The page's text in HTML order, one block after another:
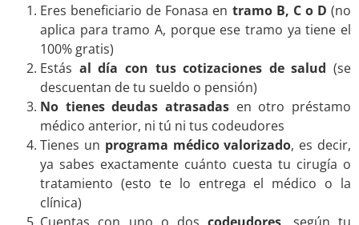
Eres beneficiario de Fonasa en tramo B, C o D (no
aplica para tramo A, porque ese tramo ya tiene el
100% gratis)
Estás al día con tus cotizaciones de salud (se
descuentan de tu sueldo o pensión)
No tienes deudas atrasadas en otro préstamo
médico anterior, ni tú ni tus codeudores
Tienes un programa médico valorizado, es decir,
ya sabes exactamente cuánto cuesta tu cirugía o
tratamiento (esto te lo entrega el médico o la
clínica)